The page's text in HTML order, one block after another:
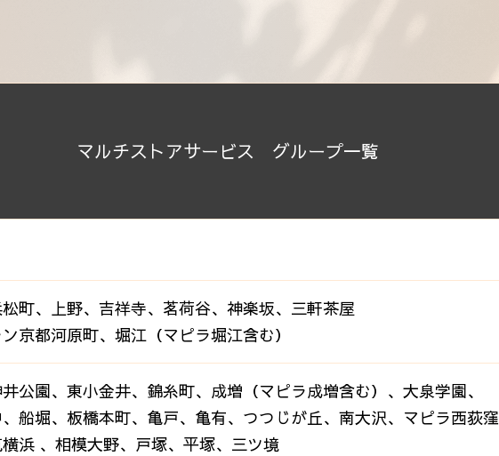
マルチストアサービス グループ一覧
町、上野、吉祥寺、茗荷谷、神楽坂、三軒茶屋
京都河原町、堀江（マピラ堀江含む）
公園、東小金井、錦糸町、成増（マピラ成増含む）、大泉学園、
船堀、板橋本町、亀戸、亀有、つつじが丘、南大沢、マピラ西荻窪
浜 、相模大野、戸塚、平塚、三ツ境